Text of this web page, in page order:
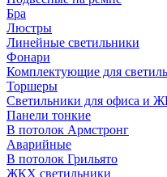
Бра
Люстры
Линейные светильники
Фонари
Комплектующие для
Торшеры
Светильники для офиса и
Панели тонкие
В потолок Армстронг
Аварийные
В потолок Грильято
ЖКХ светильники